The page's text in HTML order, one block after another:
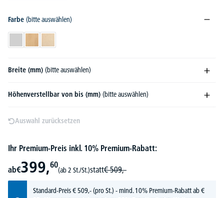
Farbe (bitte auswählen)
LichtgrauBuchedekorAhorndekor
Breite (mm) (bitte auswählen)
Höhenverstellbar von bis (mm) (bitte auswählen)
Auswahl zurücksetzen
Ihr Premium-Preis inkl. 10% Premium-Rabatt:
ab€399,60
(ab 2 St./St.)statt€ 509,-
Standard-Preis€ 509,-(pro St.) - mind. 10% Premium-Rabatt ab €